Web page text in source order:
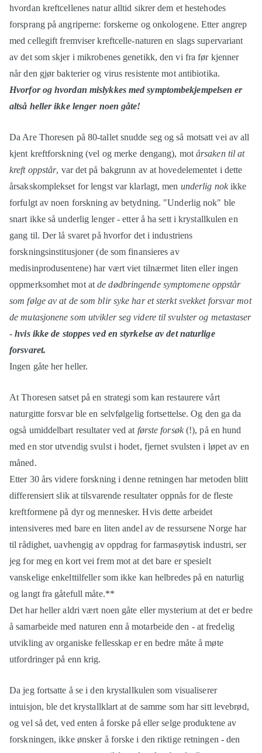
hvordan kreftcellenes natur alltid sikrer dem et hestehodes
forsprang på angriperne: forskerne og onkologene. Etter angrep
med cellegift fremviser kreftcelle-naturen en slags supervariant
av det som skjer i mikrobenes genetikk, den vi fra før kjenner
når den gjør bakterier og virus resistente mot antibiotika.
Hvorfor og hvordan mislykkes med symptombekjempelsen er
altså heller ikke lenger noen gåte!
Da Are Thoresen på 80-tallet snudde seg og så motsatt vei av all
kjent kreftforskning (vel og merke dengang), motårsaken til at
kreft oppstår, var det på bakgrunn av at hovedelementet i dette
årsakskomplekset for lengst var klarlagt, men underlig nokikke
forfulgt av noen forskning av betydning. "Underlig nok" ble
snart ikke så underlig lenger - etter å ha sett i krystallkulen en
gang til. Der lå svaret på hvorfor det i industriens
forskningsinstitusjoner (de som finansieres av
medisinprodusentene) har vært viet tilnærmet liten eller ingen
oppmerksomhet mot atde dødbringende symptomene oppstår
som følge av at de som blir syke har et sterkt svekket forsvar mot
de mutasjonene som utvikler seg videre til svulster og metastaser
-hvis ikke de stoppes ved en styrkelse av det naturlige
forsvaret.
Ingen gåte her heller.
At Thoresen satset på en strategi som kan restaurere vårt
naturgitte forsvar ble en selvfølgelig fortsettelse. Og den ga da
også umiddelbart resultater ved at første forsøk(!), på en hund
med en stor utvendig svulst i hodet, fjernet svulsten i løpet av en
måned.
Etter 30 års videre forskning i denne retningen har metoden blitt
differensiert slik at tilsvarende resultater oppnås for de fleste
kreftformene på dyr og mennesker. Hvis dette arbeidet
intensiveres med bare en liten andel av de ressursene Norge har
til rådighet, uavhengig av oppdrag for farmasøytisk industri, ser
jeg for meg en kort vei frem mot at det bare er spesielt
vanskelige enkelttilfeller som ikke kan helbredes på en naturlig
og langt fra gåtefull måte.**
Det har heller aldri vært noen gåte eller mysterium at det er bedre
å samarbeide med naturen enn å motarbeide den - at fredelig
utvikling av organiske fellesskap er en bedre måte å møte
utfordringer på enn krig.
Da jeg fortsatte å se i den krystallkulen som visualiserer
intuisjon, ble det krystallklart at de samme som har sitt levebrød,
og vel så det, ved enten å forske på eller selge produktene av
forskningen, ikke ønsker å forske i den riktige retningen - den